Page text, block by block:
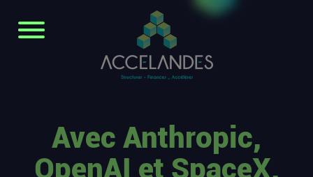
Avec Anthropic,
OpenAI et SpaceX,